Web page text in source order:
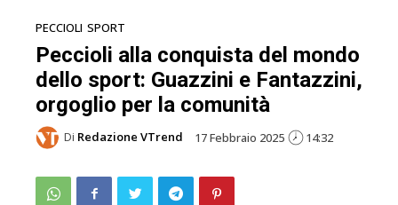
PECCIOLI SPORT
Peccioli alla conquista del mondo
dello sport: Guazzini e Fantazzini,
orgoglio per la comunità
Di Redazione VTrend 17 Febbraio 2025 14:32